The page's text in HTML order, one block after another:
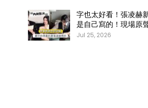
字也太好看！張凌赫
是自己寫的！現場原
Jul 25, 2026